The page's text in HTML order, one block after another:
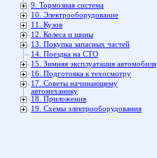
9. Тормозная система
10. Электрооборудование
11. Кузов
12. Колеса и шины
13. Покупка запасных частей
14. Поездка на СТО
15. Зимняя эксплуатация автомобиля
16. Подготовка к техосмотру
17. Советы начинающему
автомеханику
18. Приложения
19. Схемы электрооборудования